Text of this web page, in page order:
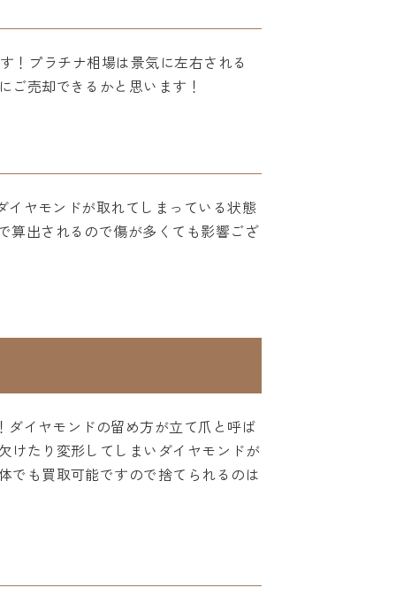
！プラチナ相場は景気に左右される
売却できるかと思います！
ヤモンドが取れてしまっている状態
算出されるので傷が多くても影響ござ
イヤモンドの留め方が立て爪と呼ば
けたり変形してしまいダイヤモンドが
でも買取可能ですので捨てられるのは